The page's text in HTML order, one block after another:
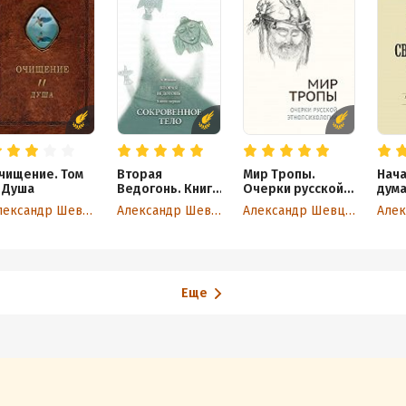
Том
Душа
Александр Шевцов
Вторая
Ведогонь. Книга
первая.
Сокровенное
Александр Шевцов
Мир Тропы.
Очерки русской
этнопсихологии
Александр Шевцов
Еще